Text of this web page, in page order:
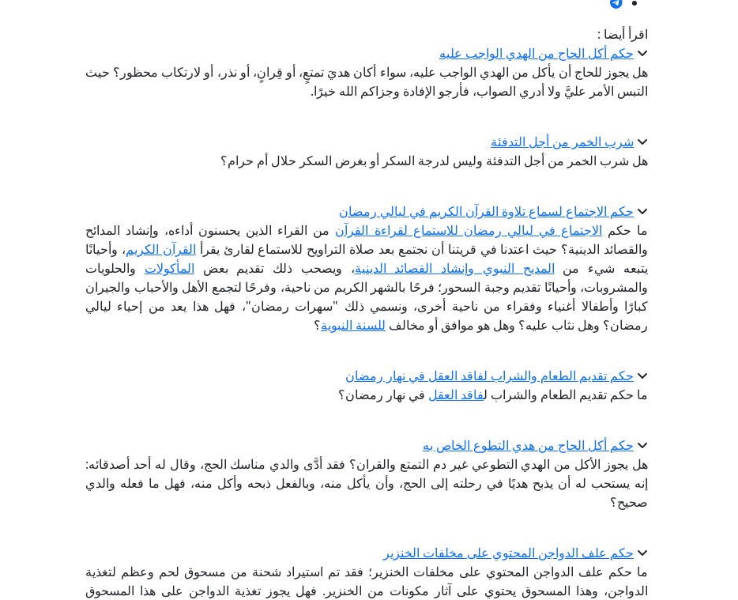
اقرأ أيضا :
حكم أكل الحاج من الهدي الواجب عليه
هل يجوز للحاج أن يأكل من الهدي الواجب عليه، سواء أكان هديَ تمتعٍ، أو قِرانٍ، أو نذر، أو لارتكاب محظور؟ حيث
التبس الأمر عليَّ ولا أدري الصواب، فأرجو الإفادة وجزاكم الله خيرًا.
شرب الخمر من أجل التدفئة
هل شرب الخمر من أجل التدفئة وليس لدرجة السكر أو بغرض السكر حلال أم حرام؟
حكم الاجتماع لسماع تلاوة القرآن الكريم في ليالي رمضان
ما حكم الاجتماع في ليالي رمضان للاستماع لقراءة القرآن من القراء الذين يحسنون أداءه، وإنشاد المدائح
والقصائد الدينية؟ حيث اعتدنا في قريتنا أن نجتمع بعد صلاة التراويح للاستماع لقارئ يقرأ القرآن الكريم، وأحيانًا
يتبعه شيء من المديح النبوي وإنشاد القصائد الدينية، ويصحب ذلك تقديم بعض المأكولات والحلويات
والمشروبات، وأحيانًا تقديم وجبة السحور؛ فرحًا بالشهر الكريم من ناحية، وفرحًا لتجمع الأهل والأحباب والجيران
كبارًا وأطفالا أغنياء وفقراء من ناحية أخرى، ونسمي ذلك "سهرات رمضان"، فهل هذا يعد من إحياء ليالي
رمضان؟ وهل نثاب عليه؟ وهل هو موافق أو مخالف للسنة النبوية؟
حكم تقديم الطعام والشراب لفاقد العقل في نهار رمضان
ما حكم تقديم الطعام والشراب لفاقد العقل في نهار رمضان؟
حكم أكل الحاج من هدي التطوع الخاص به
هل يجوز الأكل من الهدي التطوعي غير دم التمتع والقران؟ فقد أدَّى والدي مناسك الحج، وقال له أحد أصدقائه:
إنه يستحب له أن يذبح هديًا في رحلته إلى الحج، وأن يأكل منه، وبالفعل ذبحه وأكل منه، فهل ما فعله والدي
صحيح؟
حكم علف الدواجن المحتوي على مخلفات الخنزير
ما حكم علف الدواجن المحتوي على مخلفات الخنزير؛ فقد تم استيراد شحنة من مسحوق لحم وعظم لتغذية
الدواجن، وهذا المسحوق يحتوي على آثار مكونات من الخنزير. فهل يجوز تغذية الدواجن على هذا المسحوق